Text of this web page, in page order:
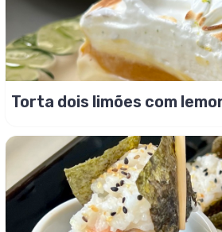
Torta dois limões com